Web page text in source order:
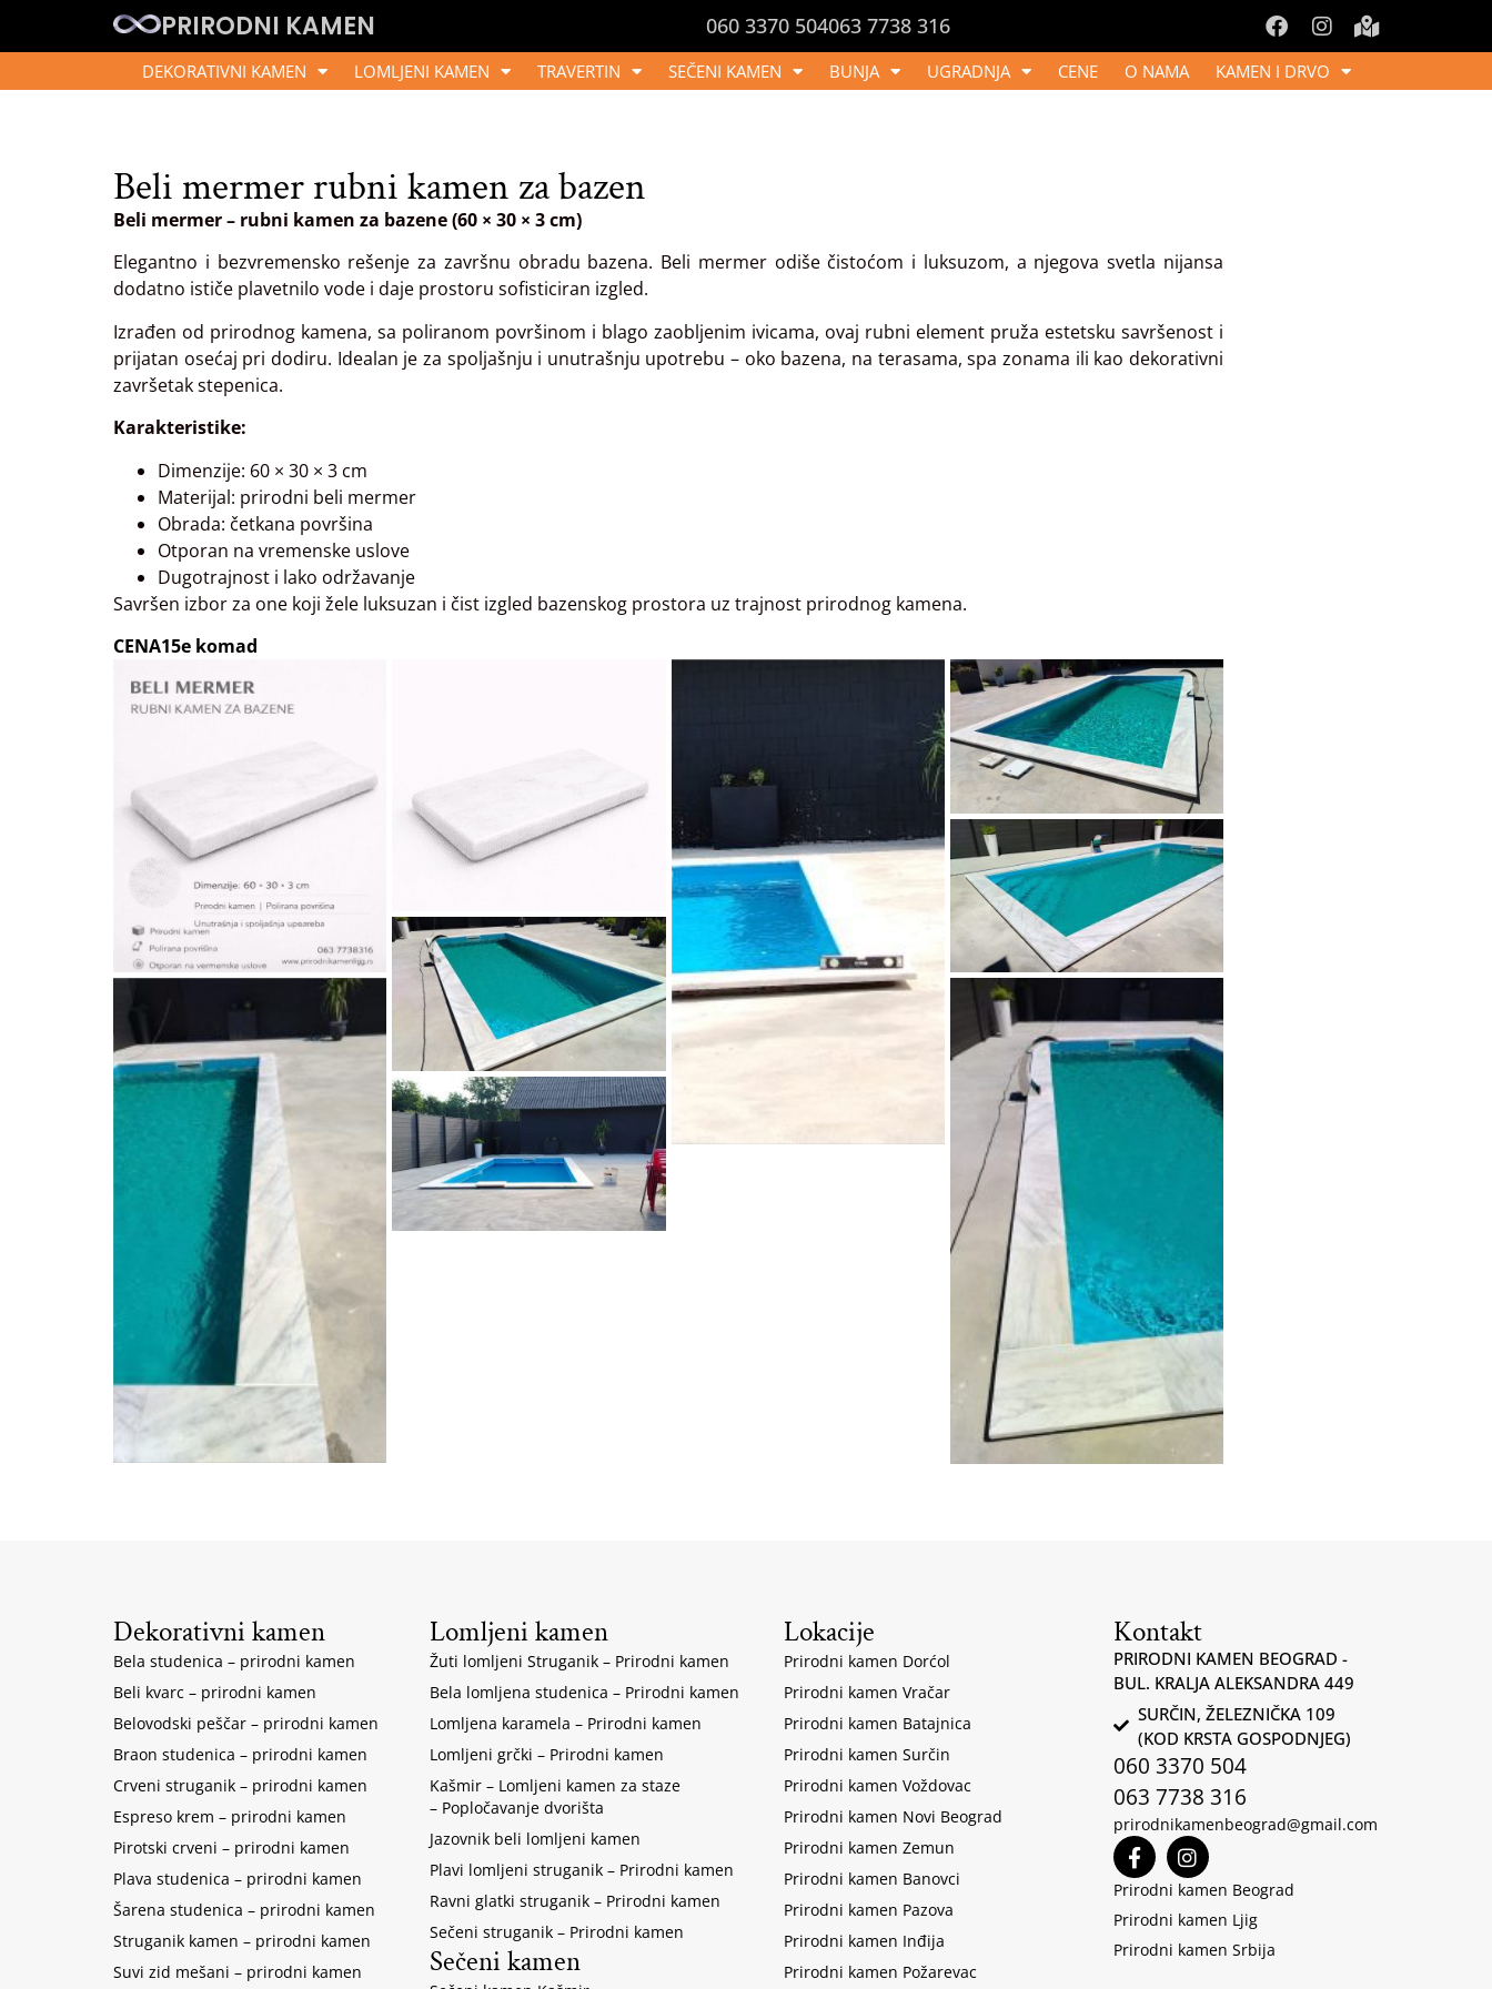
PRIRODNI KAMEN 060 3370 504063 7738 316
DEKORATIVNI KAMEN LOMLJENI KAMEN TRAVERTIN SEČENI KAMEN BUNJA UGRADNJA CENE O NAMA KAMEN I DRVO
Beli mermer rubni kamen za bazen
Beli mermer – rubni kamen za bazene (60 × 30 × 3 cm)
Elegantno i bezvremensko rešenje za završnu obradu bazena. Beli mermer odiše čistoćom i luksuzom, a njegova svetla nijansa
dodatno ističe plavetnilo vode i daje prostoru sofisticiran izgled.
Izrađen od prirodnog kamena, sa poliranom površinom i blago zaobljenim ivicama, ovaj rubni element pruža estetsku savršenost i
prijatan osećaj pri dodiru. Idealan je za spoljašnju i unutrašnju upotrebu – oko bazena, na terasama, spa zonama ili kao dekorativni
završetak stepenica.
Karakteristike:
Dimenzije: 60 × 30 × 3 cm
Materijal: prirodni beli mermer
Obrada: četkana površina
Otporan na vremenske uslove
Dugotrajnost i lako održavanje
Savršen izbor za one koji žele luksuzan i čist izgled bazenskog prostora uz trajnost prirodnog kamena.
CENA15e komad
Dekorativni kamen
Bela studenica – prirodni kamen
Beli kvarc – prirodni kamen
Belovodski peščar – prirodni kamen
Braon studenica – prirodni kamen
Crveni struganik – prirodni kamen
Espreso krem – prirodni kamen
Pirotski crveni – prirodni kamen
Plava studenica – prirodni kamen
Šarena studenica – prirodni kamen
Struganik kamen – prirodni kamen
Suvi zid mešani – prirodni kamen
Lomljeni kamen
Žuti lomljeni Struganik – Prirodni kamen
Bela lomljena studenica – Prirodni kamen
Lomljena karamela – Prirodni kamen
Lomljeni grčki – Prirodni kamen
Kašmir – Lomljeni kamen za staze
– Popločavanje dvorišta
Jazovnik beli lomljeni kamen
Plavi lomljeni struganik – Prirodni kamen
Ravni glatki struganik – Prirodni kamen
Sečeni struganik – Prirodni kamen
Sečeni kamen
Lokacije
Prirodni kamen Dorćol
Prirodni kamen Vračar
Prirodni kamen Batajnica
Prirodni kamen Surčin
Prirodni kamen Voždovac
Prirodni kamen Novi Beograd
Prirodni kamen Zemun
Prirodni kamen Banovci
Prirodni kamen Pazova
Prirodni kamen Inđija
Prirodni kamen Požarevac
Kontakt
PRIRODNI KAMEN BEOGRAD -
BUL. KRALJA ALEKSANDRA 449
SURČIN, ŽELEZNIČKA 109
(KOD KRSTA GOSPODNJEG)
060 3370 504
063 7738 316
prirodnikamenbeograd@gmail.com
Prirodni kamen Beograd
Prirodni kamen Ljig
Prirodni kamen Srbija